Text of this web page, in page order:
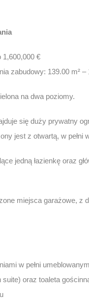
1,600,000 €
zabudowy: 139.00 m² –
na dwa poziomy.
się duży prywatny
jest z otwartą, w pełni
jedną łazienkę oraz
miejsca garażowe, z
w pełni
suite) oraz toaleta